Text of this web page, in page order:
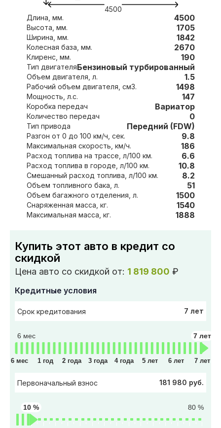
4500
Длина, мм. 4500
Высота, мм. 1705
Ширина, мм. 1842
Колесная база, мм. 2670
Клиренс, мм. 190
Тип двигателяБензиновый турбированный
Объем двигателя, л. 1.5
Рабочий объем двигателя, см3. 1498
Мощность, л.с. 147
Коробка передач Вариатор
Количество передач 0
Тип привода Передний (FDW)
Разгон от 0 до 100 км/ч, сек. 9.8
Максимальная скорость, км/ч. 186
Расход топлива на трассе, л/100 км. 6.6
Расход топлива в городе, л/100 км. 10.8
Смешанный расход топлива, л/100 км. 8.2
Объем топливного бака, л. 51
Объем багажного отделения, л. 1500
Снаряженная масса, кг. 1540
Максимальная масса, кг. 1888
Купить этот авто в кредит со
скидкой
Цена авто со скидкой от: 1 819 800 ₽
Кредитные условия
Срок кредитования 7 лет
6 мес 7 лет
6 мес 1 год 2 года 3 года 4 года 5 лет 6 лет 7 лет
Первоначальный взнос 181 980 руб.
80 %
10 %